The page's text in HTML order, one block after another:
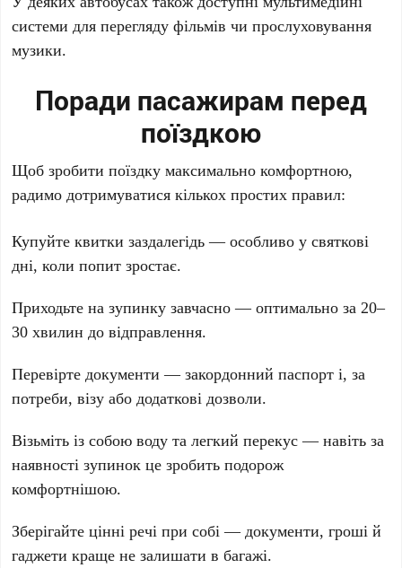
системи для перегляду фільмів чи прослуховування
музики.
Поради пасажирам перед
поїздкою
Щоб зробити поїздку максимально комфортною,
радимо дотримуватися кількох простих правил:
Купуйте квитки заздалегідь — особливо у святкові
дні, коли попит зростає.
Приходьте на зупинку завчасно — оптимально за 20–
30 хвилин до відправлення.
Перевірте документи — закордонний паспорт і, за
потреби, візу або додаткові дозволи.
Візьміть із собою воду та легкий перекус — навіть за
наявності зупинок це зробить подорож
комфортнішою.
Зберігайте цінні речі при собі — документи, гроші й
гаджети краще не залишати в багажі.